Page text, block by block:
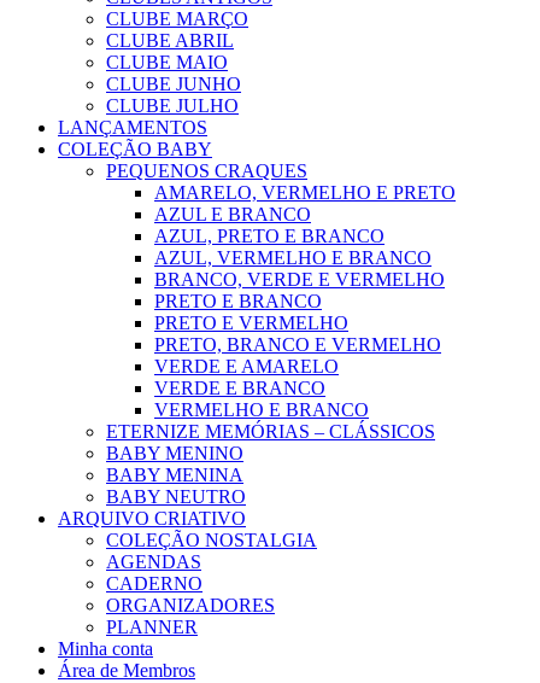
CLUBE MARÇO
CLUBE ABRIL
CLUBE MAIO
CLUBE JUNHO
CLUBE JULHO
LANÇAMENTOS
COLEÇÃO BABY
PEQUENOS CRAQUES
AMARELO, VERMELHO E PRETO
AZUL E BRANCO
AZUL, PRETO E BRANCO
AZUL, VERMELHO E BRANCO
BRANCO, VERDE E VERMELHO
PRETO E BRANCO
PRETO E VERMELHO
PRETO, BRANCO E VERMELHO
VERDE E AMARELO
VERDE E BRANCO
VERMELHO E BRANCO
ETERNIZE MEMÓRIAS – CLÁSSICOS
BABY MENINO
BABY MENINA
BABY NEUTRO
ARQUIVO CRIATIVO
COLEÇÃO NOSTALGIA
AGENDAS
CADERNO
ORGANIZADORES
PLANNER
Minha conta
Área de Membros